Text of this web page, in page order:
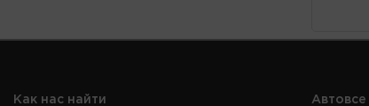
Как нас найти Автовсе